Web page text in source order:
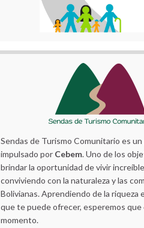
Sendas de Turismo Comunitario es
impulsado por Cebem. Uno de los
brindar la oportunidad de vivir
conviviendo con la naturaleza y las
Bolivianas. Aprendiendo de la riqueza
que te puede ofrecer, esperemos
momento.